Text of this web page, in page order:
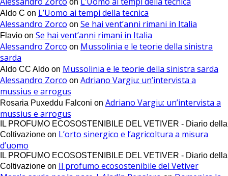
Aldo C on L’Uomo ai tempi della tecnica
Alessandro Zorco on Se hai vent’anni rimani in Italia
Flavio on Se hai vent’anni rimani in Italia
Alessandro Zorco on Mussolinia e le teorie della sinistra
sarda
Aldo CC Aldo on Mussolinia e le teorie della sinistra sarda
Alessandro Zorco on Adriano Vargiu: un’intervista a
mussius e arrogus
Rosaria Puxeddu Falconi on Adriano Vargiu: un’intervista a
mussius e arrogus
IL PROFUMO ECOSOSTENIBILE DEL VETIVER - Diario della
Coltivazione on L’orto sinergico e l’agricoltura a misura
d’uomo
IL PROFUMO ECOSOSTENIBILE DEL VETIVER - Diario della
Coltivazione on Il profumo ecosostenibile del Vetiver